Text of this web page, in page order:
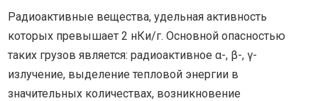
Радиоактивные вещества, удельная активность
которых превышает 2 нКи/г. Основной опасностью
таких грузов является: радиоактивное α-, β-, γ-
излучение, выделение тепловой энергии в
значительных количествах, возникновение